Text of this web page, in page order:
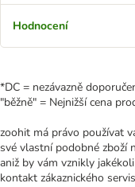
Hodnocení
*DC = nezávazně
"běžně" = Nejnižší cena
zoohit má právo používat
své vlastní podobné zboží
aniž by vám vznikly
kontakt zákaznického